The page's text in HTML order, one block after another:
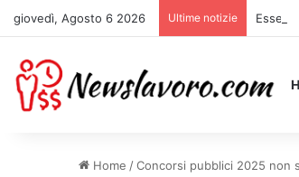
giovedì, Agosto 6 2026 Ultime notizie Essere
Home /Concorsi pubblici 2025 non